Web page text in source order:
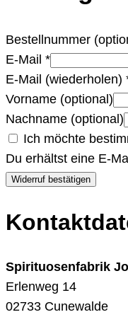
Bestellnummer
E-Mail *
E-Mail (wiederholen)
Vorname (optional)
Nachname (optional)
Ich möchte
Du erhältst eine E-
Widerruf bestätigen
Spirituosenfabrik
Erlenweg 14
02733 Cunewalde